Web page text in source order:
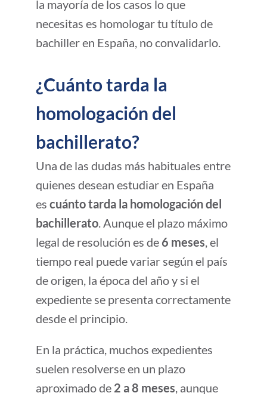
la mayoría de los casos lo que
necesitas es homologar tu título de
bachiller en España, no convalidarlo.
¿Cuánto tarda la
homologación del
bachillerato?
Una de las dudas más habituales entre
quienes desean estudiar en España
es cuánto tarda la homologación del
bachillerato. Aunque el plazo máximo
legal de resolución es de 6 meses, el
tiempo real puede variar según el país
de origen, la época del año y si el
expediente se presenta correctamente
desde el principio.
En la práctica, muchos expedientes
suelen resolverse en un plazo
aproximado de 2 a 8 meses, aunque